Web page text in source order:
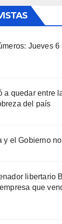
Jueves 6
a quedar entre
del país
y el Gobierno
libertario
que